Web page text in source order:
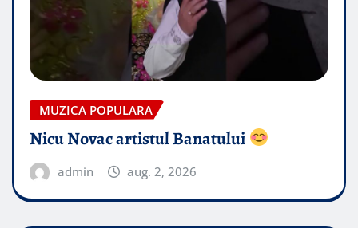
MUZICA POPULARA
Nicu Novac artistul Banatului
admin aug. 2, 2026